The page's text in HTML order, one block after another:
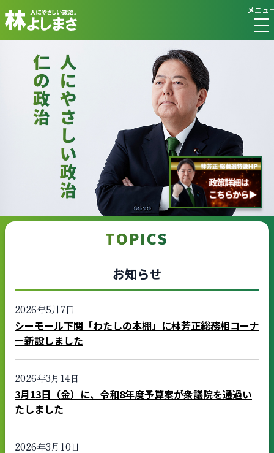
メニュ
TOPICS
お知らせ
2026年5月7日
シーモール下関「わたしの本棚」に林芳正総務相コーナ
ー新設しました
2026年3月14日
3月13日（金）に、令和8年度予算案が衆議院を通過い
たしました
2026年3月10日